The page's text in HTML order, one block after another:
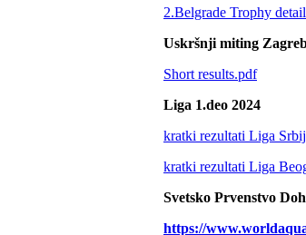
2.Belgrade Trophy
Uskršnji miting
Short results.pdf
Liga 1.deo 2024
kratki rezultati Liga
kratki rezultati Liga
Svetsko Prvenstvo
https://